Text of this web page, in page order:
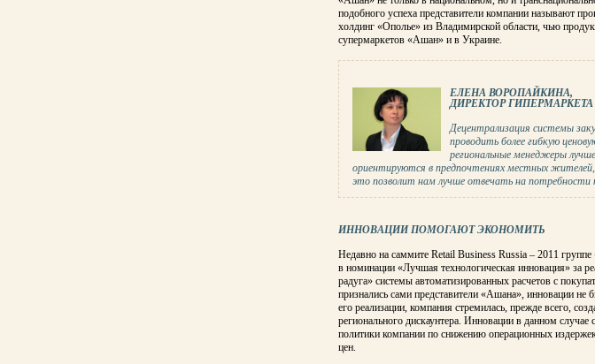
подобного успеха представители компании называют
холдинг «Ополье» из Владимирской области, чью
супермаркетов «Ашан» и в Украине.
ЕЛЕНА ВОРОПАЙКИНА,
ДИРЕКТОР
Децентрализация системы
проводить более гибкую
региональные менеджеры
ориентируются в предпочтениях местных
это позволит нам лучше отвечать на потребности
ИННОВАЦИИ ПОМОГАЮТ ЭКОНОМИТЬ
Недавно на саммите Retail Business Russia – 2011
в номинации «Лучшая технологическая инновация» за
радуга» системы автоматизированных расчетов с
признались сами представители «Ашана», инновации не
его реализации, компания стремилась, прежде всего,
регионального дискаунтера. Инновации в данном случае
политики компании по снижению операционных
цен.